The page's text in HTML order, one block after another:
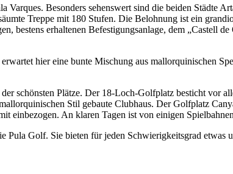
Besonders sehenswert sind die beiden Städte
Treppe mit 180 Stufen. Die Belohnung ist ein
bestens erhaltenen Befestigungsanlage, dem „Castell
hier eine bunte Mischung aus mallorquinischen
schönsten Plätze. Der 18-Loch-Golfplatz besticht vor
Stil gebaute Clubhaus. Der Golfplatz
einbezogen. An klaren Tagen ist von einigen
Golf. Sie bieten für jeden Schwierigkeitsgrad etwas